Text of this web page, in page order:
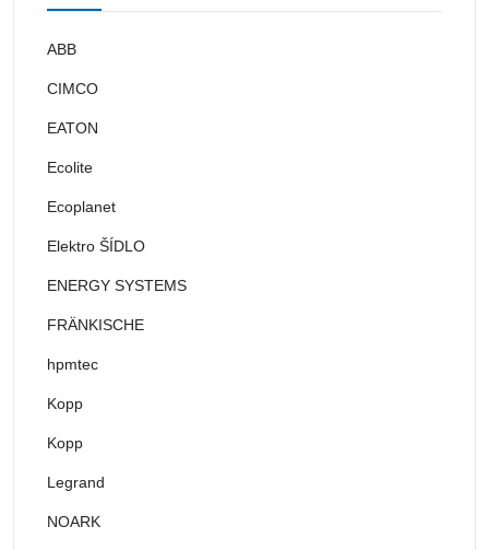
ABB
CIMCO
EATON
Ecolite
Ecoplanet
Elektro ŠÍDLO
ENERGY SYSTEMS
FRÄNKISCHE
hpmtec
Kopp
Kopp
Legrand
NOARK